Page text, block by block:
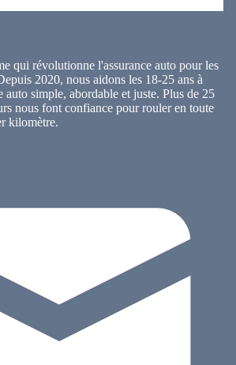
qui révolutionne l'assurance auto pour les
2020, nous aidons les 18-25 ans à
auto simple, abordable et juste. Plus de 25
nous font confiance pour rouler en toute
kilomètre.